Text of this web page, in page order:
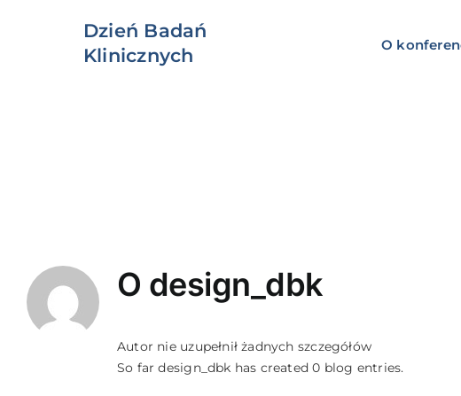
Dzień Badań
Klinicznych
O
O design_dbk
Autor nie uzupełnił żadnych szczegółów
So far design_dbk has created 0 blog entries.